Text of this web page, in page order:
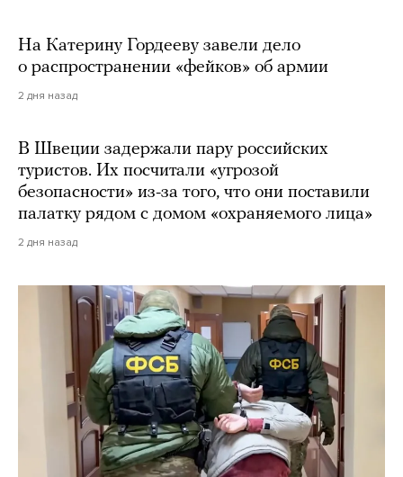
На Катерину Гордееву завели дело
о распространении «фейков» об армии
2 дня назад
В Швеции задержали пару российских
туристов. Их посчитали «угрозой
безопасности» из-за того, что они поставили
палатку рядом с домом «охраняемого лица»
2 дня назад